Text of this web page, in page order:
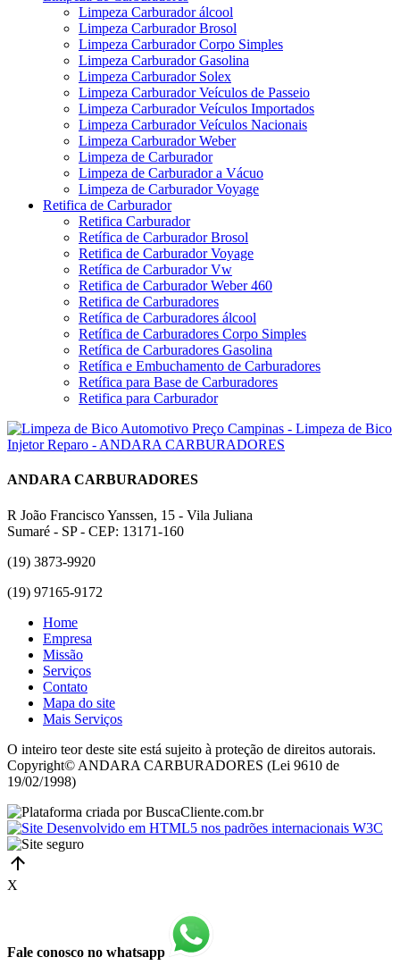
Limpeza Carburador álcool
Limpeza Carburador Brosol
Limpeza Carburador Corpo Simples
Limpeza Carburador Gasolina
Limpeza Carburador Solex
Limpeza Carburador Veículos de Passeio
Limpeza Carburador Veículos Importados
Limpeza Carburador Veículos Nacionais
Limpeza Carburador Weber
Limpeza de Carburador
Limpeza de Carburador a Vácuo
Limpeza de Carburador Voyage
Retifica de Carburador
Retifica Carburador
Retífica de Carburador Brosol
Retifica de Carburador Voyage
Retífica de Carburador Vw
Retifica de Carburador Weber 460
Retifica de Carburadores
Retífica de Carburadores álcool
Retífica de Carburadores Corpo Simples
Retífica de Carburadores Gasolina
Retífica e Embuchamento de Carburadores
Retífica para Base de Carburadores
Retifica para Carburador
ANDARA CARBURADORES
R João Francisco Yanssen, 15 - Vila Juliana
Sumaré - SP - CEP: 13171-160
(19) 3873-9920
(19) 97165-9172
Home
Empresa
Missão
Serviços
Contato
Mapa do site
Mais Serviços
O inteiro teor deste site está sujeito à proteção de direitos autorais.
Copyright© ANDARA CARBURADORES (Lei 9610 de
19/02/1998)
X
Fale conosco no whatsapp